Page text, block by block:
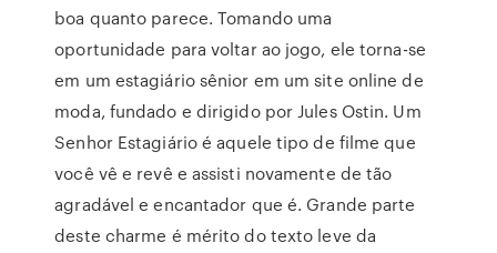
boa quanto parece. Tomando uma
oportunidade para voltar ao jogo, ele torna-se
em um estagiário sênior em um site online de
moda, fundado e dirigido por Jules Ostin. Um
Senhor Estagiário é aquele tipo de filme que
você vê e revê e assisti novamente de tão
agradável e encantador que é. Grande parte
deste charme é mérito do texto leve da